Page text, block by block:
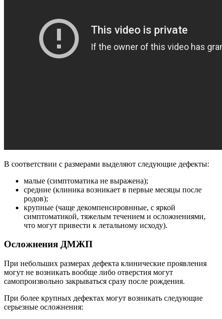
В соответствии с размерами выделяют следующие дефекты:
малые (симптоматика не выражена);
средние (клиника возникает в первые месяцы после
родов);
крупные (чаще декомпенсировнные, с яркой
симптоматикой, тяжелым течением и осложнениями,
что могут привести к летальному исходу).
Осложнения ДМЖП
При небольших размерах дефекта клинические проявления
могут не возникать вообще либо отверстия могут
самопроизвольно закрываться сразу после рождения.
При более крупных дефектах могут возникать следующие
серьезные осложнения: